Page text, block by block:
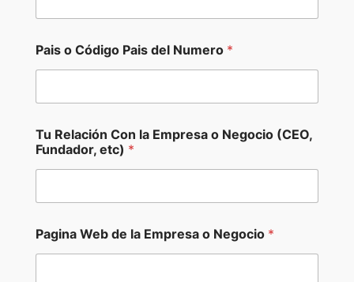
Pais o Código Pais del Numero *
Tu Relación Con la Empresa o Negocio (CEO,
Fundador, etc) *
Pagina Web de la Empresa o Negocio *